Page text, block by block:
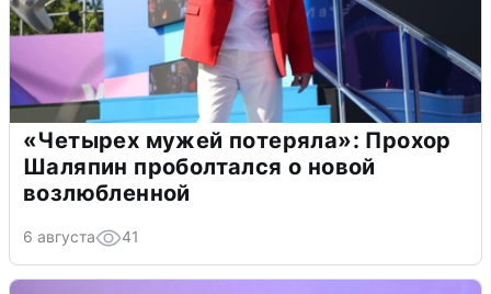
«Четырех мужей потеряла»: Прохор
Шаляпин проболтался о новой
возлюбленной
6 августа 41